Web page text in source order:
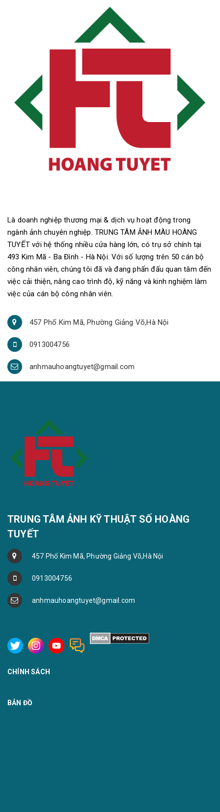
Là doanh nghiệp thương mại & dịch vụ hoạt động trong
ngành ảnh chuyên nghiệp. TRUNG TÂM ẢNH MÀU HOÀNG
TUYẾT với hệ thống nhiều cửa hàng lớn, có trụ sở chính tại
493 Kim Mã - Ba Đình - Hà Nội. Với số lượng trên 50 cán bộ
công nhân viên, chúng tôi đã và đang phấn đấu quan tâm đến
việc cải thiện, nâng cao trình độ, kỹ năng và kinh nghiệm làm
việc của cán bộ công nhân viên.
457 Phố Kim Mã, Phường Giảng Võ,Hà Nội
0913004756
anhmauhoangtuyet@gmail.com
TRUNG TÂM ẢNH KỸ THUẬT SỐ HOÀNG
TUYẾT
457 Phố Kim Mã, Phường Giảng Võ,Hà Nội
0913004756
anhmauhoangtuyet@gmail.com
CHÍNH SÁCH
BẢN ĐỒ